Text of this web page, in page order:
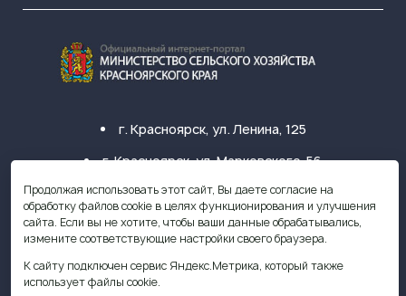
г. Красноярск, ул. Ленина, 125
г. Красноярск, ул. Марковского, 56
+7 (391) 249-31-33
krasagro@krasagro.ru
Продолжая использовать этот сайт, Вы даете согласие на
обработку файлов cookie в целях функционирования и улучшения
сайта. Если вы не хотите, чтобы ваши данные обрабатывались,
измените соответствующие настройки своего браузера.
К сайту подключен сервис Яндекс.Метрика, который также
использует файлы cookie.